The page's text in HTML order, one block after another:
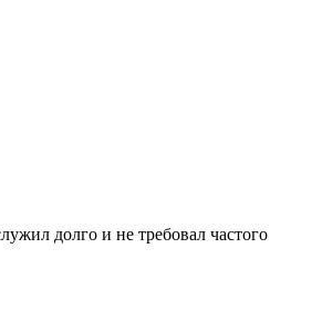
долго и не требовал частого